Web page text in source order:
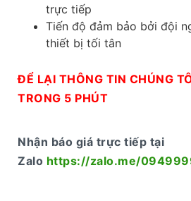
trực tiếp
Tiến độ đảm bảo bởi đội
thiết bị tối tân
ĐỂ LẠI THÔNG TIN CHÚNG
TRONG 5 PHÚT
Nhận báo giá trực tiếp tại
Zalo https://zalo.me/